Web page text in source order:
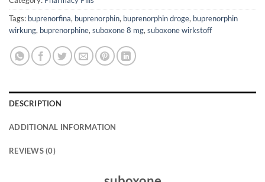
Tags: buprenorfina, buprenorphin, buprenorphin droge, buprenorphin
wirkung, buprenorphine, suboxone 8 mg, suboxone wirkstoff
DESCRIPTION
ADDITIONAL INFORMATION
REVIEWS (0)